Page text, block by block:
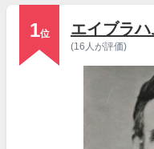
1位 エイブラ
(16人が評価)